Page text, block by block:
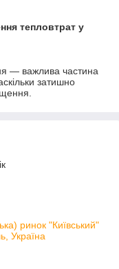
тепловтрат у
— важлива частина
затишно
ринок "Київський"
Україна